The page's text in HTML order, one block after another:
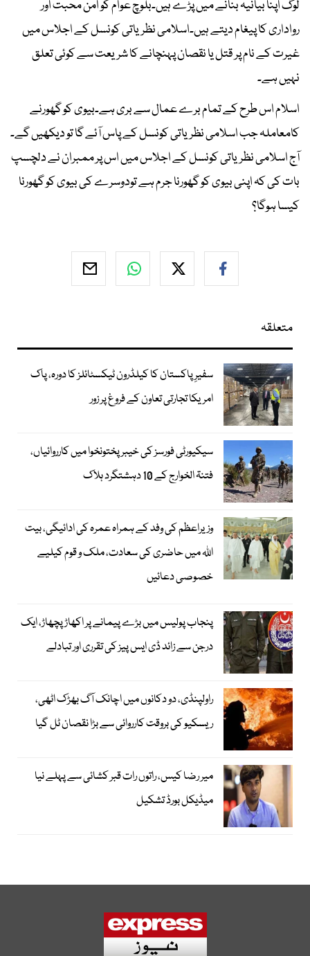
لوگ اپنا بیانیہ بنانے میں پڑے ہیں۔بلوچ عوام کو امن محبت اور
رواداری کا پیغام دیتے ہیں۔اسلامی نظریاتی کونسل کے اجلاس میں
غیرت کے نام پر قتل یا نقصان پہنچانے کا شریعت سے کوئی تعلق
نہیں ہے۔
اسلام اس طرح کے تمام برے عمال سے بری ہے۔بیوی کو گھورنے
کامعاملہ جب اسلامی نظریاتی کونسل کے پاس آئے گا تو دیکھیں گے۔
آج اسلامی نظریاتی کونسل کے اجلاس میں اس پر ممبران نے دلچسپ
بات کی کہ اپنی بیوی کو گھورنا جرم ہے تودوسرے کی بیوی کو گھورنا
کیسا ہوگا؟
متعلقہ
سفیرِ پاکستان کا کیلڈرون ٹیکسٹائلز کا دورہ، پاک
امریکا تجارتی تعاون کے فروغ پر زور
سیکیورٹی فورسز کی خیبر پختونخوا میں کارروائیاں،
فتنۃ الخوارج کے 10 دہشتگرد ہلاک
وزیراعظم کی وفد کے ہمراہ عمرہ کی ادائیگی، بیت
اللہ میں حاضری کی سعادت، ملک و قوم کیلیے
خصوصی دعائیں
پنجاب پولیس میں بڑے پیمانے پر اکھاڑ پچھاڑ، ایک
درجن سے زائد ڈی ایس پیز کی تقرری اور تبادلے
راولپنڈی، دو دکانوں میں اچانک آگ بھڑک اٹھی،
ریسکیو کی بروقت کارروائی سے بڑا نقصان ٹل گیا
میر رضا کیس، راتوں رات قبر کشائی سے پہلے نیا
میڈیکل بورڈ تشکیل